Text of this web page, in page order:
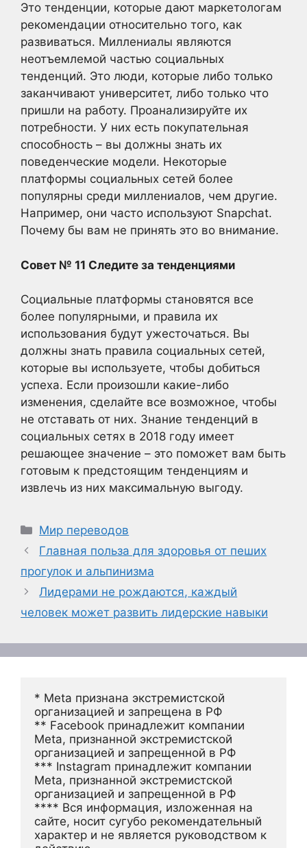
Это тенденции, которые дают маркетологам
рекомендации относительно того, как
развиваться. Миллениалы являются
неотъемлемой частью социальных
тенденций. Это люди, которые либо только
заканчивают университет, либо только что
пришли на работу. Проанализируйте их
потребности. У них есть покупательная
способность – вы должны знать их
поведенческие модели. Некоторые
платформы социальных сетей более
популярны среди миллениалов, чем другие.
Например, они часто используют Snapchat.
Почему бы вам не принять это во внимание.
Совет № 11 Следите за тенденциями
Социальные платформы становятся все
более популярными, и правила их
использования будут ужесточаться. Вы
должны знать правила социальных сетей,
которые вы используете, чтобы добиться
успеха. Если произошли какие-либо
изменения, сделайте все возможное, чтобы
не отставать от них. Знание тенденций в
социальных сетях в 2018 году имеет
решающее значение – это поможет вам быть
готовым к предстоящим тенденциям и
извлечь из них максимальную выгоду.
Рубрики
Мир переводов
Главная польза для здоровья от пеших
прогулок и альпинизма
Лидерами не рождаются, каждый
человек может развить лидерские навыки
* Meta признана экстремистской
организацией и запрещена в РФ
** Facebook принадлежит компании
Meta, признанной экстремистской
организацией и запрещенной в РФ
*** Instagram принадлежит компании
Meta, признанной экстремистской
организацией и запрещенной в РФ
**** Вся информация, изложенная на
сайте, носит сугубо рекомендательный
характер и не является руководством к